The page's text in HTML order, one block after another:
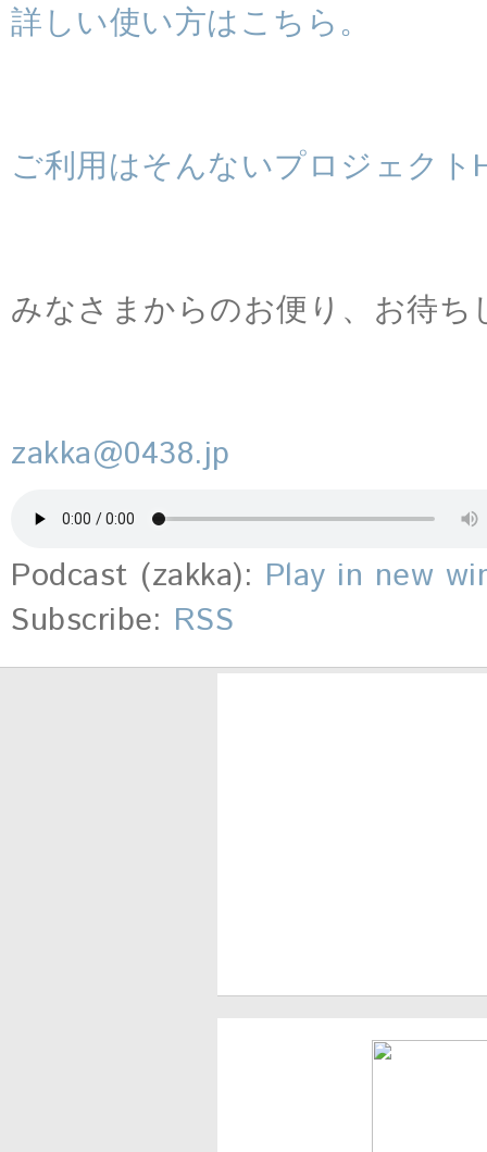
詳しい使い方はこちら。
ご利用はそんないプロジェクト
みなさまからのお便り、お待ち
zakka@0438.jp
Podcast (zakka): Play in new
Subscribe: RSS